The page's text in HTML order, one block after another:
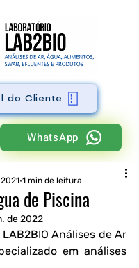
WhatsApp
do Cliente
de Piscina
1 min de leitura
de 2022
Análises de Ar
em análises